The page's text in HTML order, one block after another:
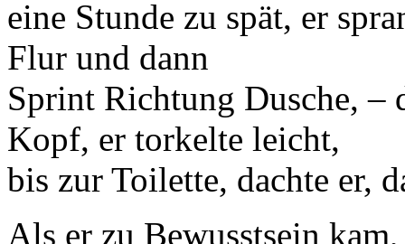
eine Stunde zu spät, er
Flur und dann
Sprint Richtung Dusche,
Kopf, er torkelte leicht,
bis zur Toilette, dachte er,
Als er zu Bewusstsein